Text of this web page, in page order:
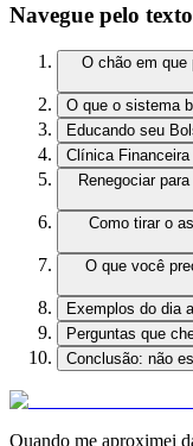
Navegue pelo texto
O chão em que
O que o sistema
Educando seu
Clínica
Renegociar
Como tirar o
O que você
Exemplos do dia
Perguntas que
Conclusão: não
Quando me aproximei